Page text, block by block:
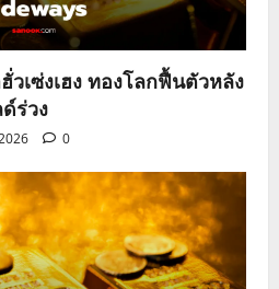
เซ่งเฮง ทองโลกฟื้นตัวหลัง
ร่วง
0